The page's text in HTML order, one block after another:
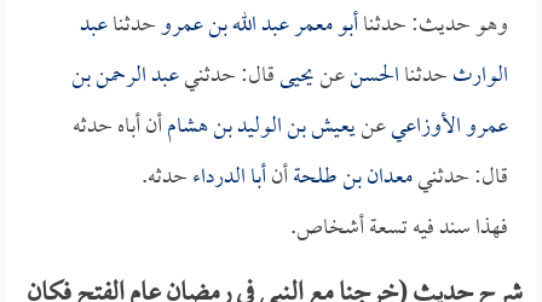
وهو حديث: حدثناأبو معمر عبد الله بن عمروحدثناعبد
الوارثحدثناالحسنعنيحيىقال: حدثنيعبد الرحمن بن
عمرو الأوزاعيعنيعيش بن الوليد بن هشامأن أباه حدثه
قال: حدثنيمعدان بن طلحةأنأبا الدرداءحدثه.
فهذا سند فيه تسعة أشخاص.